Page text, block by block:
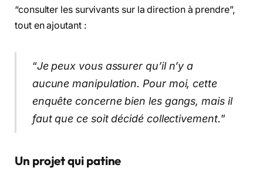
“consulter les survivants sur la direction à prendre”,
tout en ajoutant :
“Je peux vous assurer qu’il n’y a
aucune manipulation. Pour moi, cette
enquête concerne bien les gangs, mais il
faut que ce soit décidé collectivement.”
Un projet qui patine